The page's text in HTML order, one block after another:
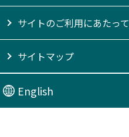
サイトのご利用にあたって
サイトマップ
English